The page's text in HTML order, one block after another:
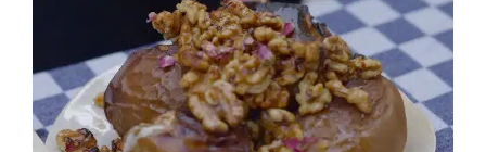
Smaakzoekers Het nagerecht
In de media Video